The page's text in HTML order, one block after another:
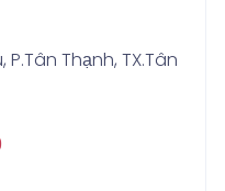
P.Tân Thạnh, TX.Tân